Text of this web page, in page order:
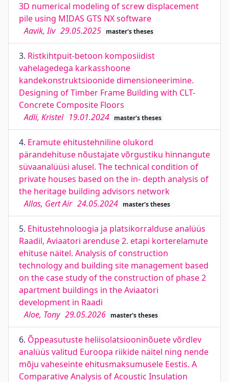
3D numerical modeling of screw displacement
pile using MIDAS GTS NX software
Aavik, Iiv 29.05.2025 master's theses
3. Ristkihtpuit-betoon komposiidist
vahelagedega karkasshoone
kandekonstruktsioonide dimensioneerimine.
Designing of Timber Frame Building with CLT-
Concrete Composite Floors
Adli, Kristel 19.01.2024 master's theses
4. Eramute ehitustehniline olukord
pärandehituse nõustajate võrgustiku hinnangute
süvaanalüüsi alusel. The technical condition of
private houses based on the in- depth analysis of
the heritage building advisors network
Allas, Gert Air 24.05.2024 master's theses
5. Ehitustehnoloogia ja platsikorralduse analüüs
Raadil, Aviaatori arenduse 2. etapi korterelamute
ehituse näitel. Analysis of construction
technology and building site management based
on the case study of the construction of phase 2
apartment buildings in the Aviaatori
development in Raadi
Aloe, Tony 29.05.2026 master's theses
6. Õppeasutuste heliisolatsiooninõuete võrdlev
analüüs valitud Euroopa riikide näitel ning nende
mõju vaheseinte ehitusmaksumusele Eestis. A
Comparative Analysis of Acoustic Insulation